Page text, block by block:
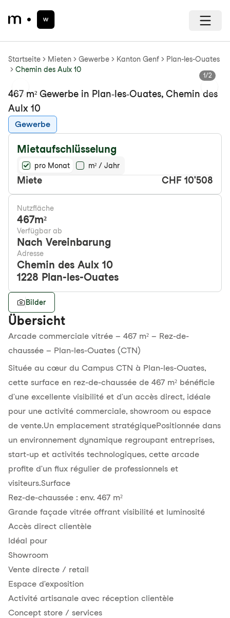
Startseite Mieten Gewerbe Kanton Genf
Plan-les-Ouates
Chemin des Aulx 10
Previous slide Next
1/2
467 m² Gewerbe in Plan-les-Ouates, Chemin des
Aulx 10
Gewerbe
Mietaufschlüsselung
pro Monat m² / Jahr
Miete CHF 10'508
Nutzfläche
467m²
Verfügbar ab
Nach Vereinbarung
Adresse
Chemin des Aulx 10
1228 Plan-les-Ouates
Bilder
Übersicht
Arcade commerciale vitrée – 467 m² – Rez-de-
chaussée – Plan-les-Ouates (CTN)
Située au cœur du Campus CTN à Plan-les-Ouates,
cette surface en rez-de-chaussée de 467 m² bénéficie
d’une excellente visibilité et d’un accès direct, idéale
pour une activité commerciale, showroom ou espace
de vente.Un emplacement stratégiquePositionnée dans
un environnement dynamique regroupant entreprises,
start-up et activités technologiques, cette arcade
profite d’un flux régulier de professionnels et
visiteurs.Surface
Rez-de-chaussée : env. 467 m²
Grande façade vitrée offrant visibilité et luminosité
Accès direct clientèle
Idéal pour
Showroom
Vente directe / retail
Espace d’exposition
Activité artisanale avec réception clientèle
Concept store / services